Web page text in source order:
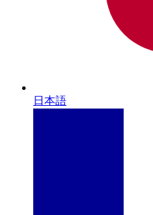
日本語